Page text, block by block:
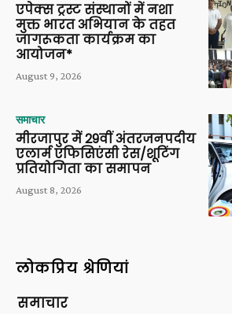
एपेक्स ट्रस्ट संस्थानों में नशा
मुक्त भारत अभियान के तहत
जागरूकता कार्यक्रम का
आयोजन*
August 9, 2026
समाचार
मीरजापुर में 29वीं अंतरजनपदीय
एलार्म एफिसिएंसी रेस/शूटिंग
प्रतियोगिता का समापन
August 8, 2026
लोकप्रिय श्रेणियां
समाचार